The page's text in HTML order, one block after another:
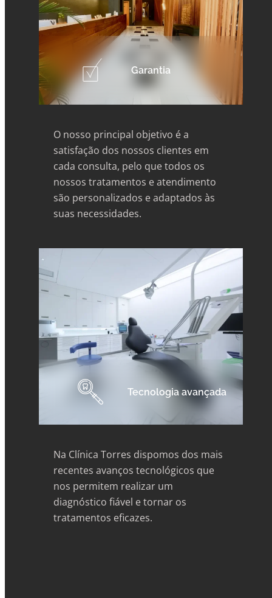
Garantia
O nosso principal objetivo é a
satisfação dos nossos clientes em
cada consulta, pelo que todos os
nossos tratamentos e atendimento
são personalizados e adaptados às
suas necessidades.
Tecnologia avançada
Na Clínica Torres dispomos dos mais
recentes avanços tecnológicos que
nos permitem realizar um
diagnóstico fiável e tornar os
tratamentos eficazes.